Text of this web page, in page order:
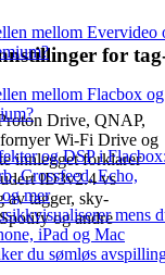
mellom Evervideo
mellom Flacbox og
og DSP i
Crossfeed, Echo,
mer
mens
iPad og Mac
du sømløs
for
Drive, QNAP,
Wi-Fi Drive og
innlegget forklarer
ID3v2.4 vs
av tagger, sky-
og andre